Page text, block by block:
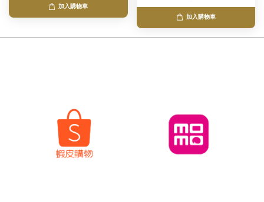
加入購物車
加入購物車